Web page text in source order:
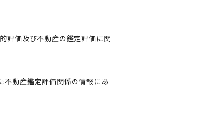
評価及び不動産の鑑定評価に関
不動産鑑定評価関係の情報にあ